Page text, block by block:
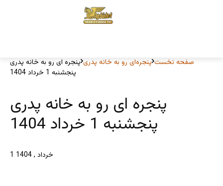
صفحه نخست پنجره‌ای رو به خانه پدری پنجره ای رو به خانه پدری
پنجشنبه 1 خرداد 1404
پنجره ای رو به خانه پدری
پنجشنبه 1 خرداد 1404
1 خرداد , 1404